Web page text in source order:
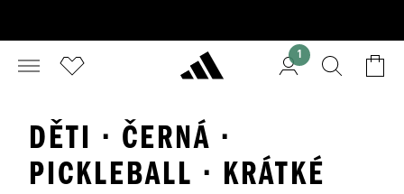
1
DĚTI · ČERNÁ ·
PICKLEBALL · KRÁTKÉ